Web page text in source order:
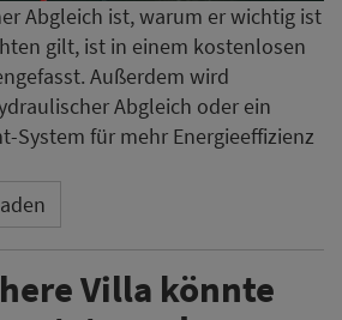
Abgleich ist, warum er wichtig ist
gilt, ist in einem kostenlosen
Außerdem wird
Abgleich oder ein
System für mehr Energieeffizienz
Villa könnte